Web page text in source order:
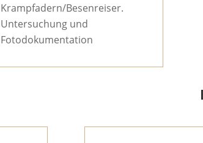
Krampfadern/Besenreiser.
Untersuchung und
Fotodokumentation